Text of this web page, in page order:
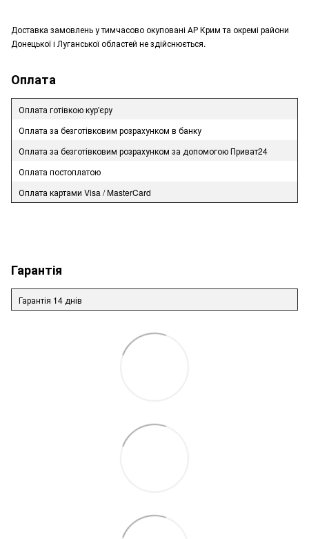
Доставка замовлень у тимчасово окуповані АР Крим та окремі райони
Донецької і Луганської областей не здійснюється.
Оплата
Оплата готівкою кур'єру
Оплата за безготівковим розрахунком в банку
Оплата за безготівковим розрахунком за допомогою Приват24
Оплата постоплатою
Оплата картами Visa / MasterCard
Гарантія
Гарантія 14 днів